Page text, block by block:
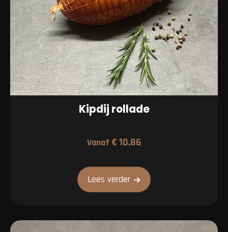
Kipdij rollade
Vanaf €10,86
Lees verder